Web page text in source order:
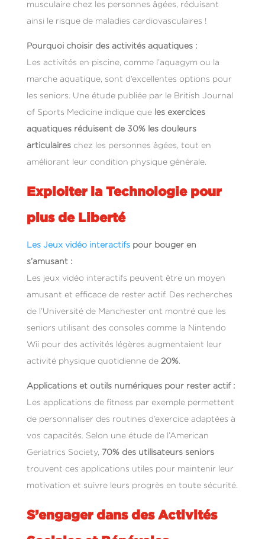
musculaire chez les personnes âgées, réduisant
ainsi le risque de maladies cardiovasculaires !
Pourquoi choisir des activités aquatiques :
Les activités en piscine, comme l’aquagym ou la
marche aquatique, sont d’excellentes options pour
les seniors. Une étude publiée par le British Journal
of Sports Medicine indique que les exercices
aquatiques réduisent de 30% les douleurs
articulaireschez les personnes âgées, tout en
améliorant leur condition physique générale.
Exploiter la Technologie pour
plus de Liberté
Les Jeux vidéo interactifspour bouger en
s’amusant :
Les jeux vidéo interactifs peuvent être un moyen
amusant et efficace de rester actif. Des recherches
de l’Université de Manchester ont montré que les
seniors utilisant des consoles comme la Nintendo
Wii pour des activités légères augmentaient leur
activité physique quotidienne de 20%.
Applications et outils numériques pour rester actif :
Les applications de fitness par exemple permettent
de personnaliser des routines d’exercice adaptées à
vos capacités. Selon une étude de l’American
Geriatrics Society, 70% des utilisateurs seniors
trouvent ces applications utiles pour maintenir leur
motivation et suivre leurs progrès en toute sécurité.
S’engager dans des Activités